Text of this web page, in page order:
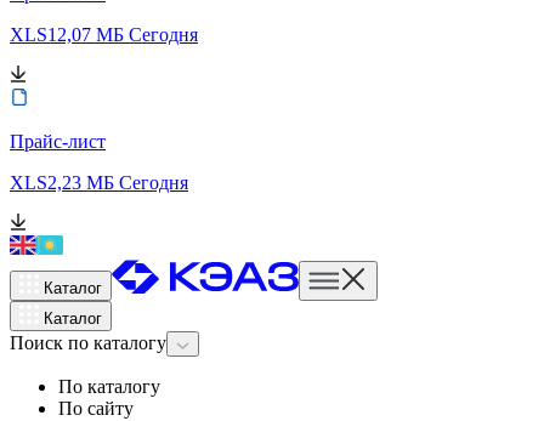
XLS12,07 МБ Сегодня
Прайс-лист
XLS2,23 МБ Сегодня
Каталог
Каталог
Поиск по каталогу
По каталогу
По сайту